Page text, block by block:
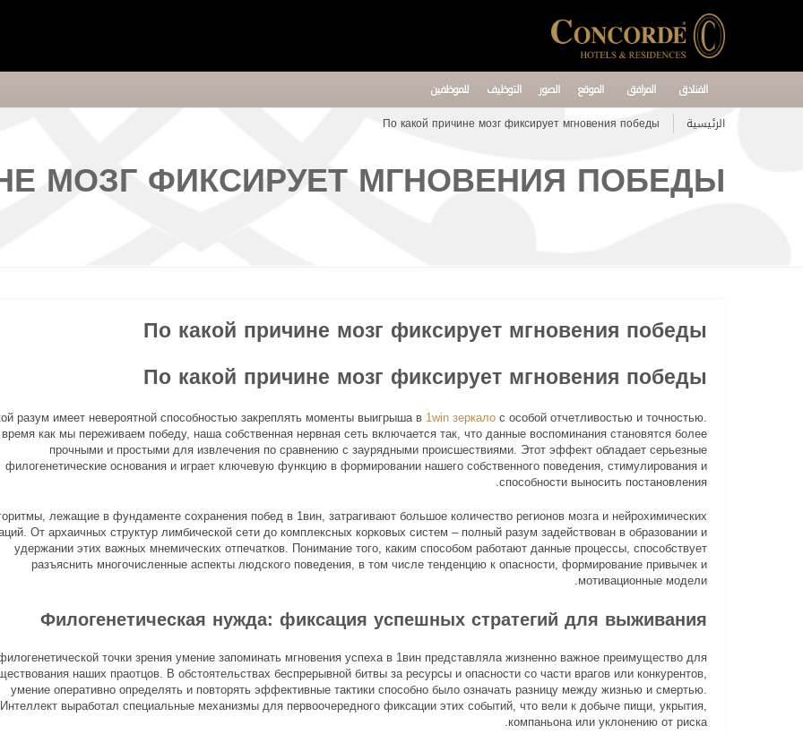
الفنادق المرافق الموقع الصور التوظيف
للموظفين
الرئيسية
По какой причине мозг фиксирует мгновения победы
МОЗГ ФИКСИРУЕТ МГНОВЕНИЯ ПОБЕДЫ
По какой причине мозг фиксирует мгновения победы
По какой причине мозг фиксирует мгновения победы
разум имеет невероятной способностью закреплять моменты выигрыша в 1win зеркалос особой отчетливостью и точностью.
как мы переживаем победу, наша собственная нервная сеть включается так, что данные воспоминания становятся более
прочными и простыми для извлечения по сравнению с заурядными происшествиями. Этот эффект обладает серьезные
филогенетические основания и играет ключевую функцию в формировании нашего собственного поведения, стимулирования и
способности выносить постановления.
лежащие в фундаменте сохранения побед в 1вин, затрагивают большое количество регионов мозга и нейрохимических
От архаичных структур лимбической сети до комплексных корковых систем – полный разум задействован в образовании и
удержании этих важных мнемических отпечатков. Понимание того, каким способом работают данные процессы, способствует
разъяснить многочисленные аспекты людского поведения, в том числе тенденцию к опасности, формирование привычек и
мотивационные модели.
Филогенетическая нужда: фиксация успешных стратегий для выживания
точки зрения умение запоминать мгновения успеха в 1вин представляла жизненно важное преимущество для
наших праотцов. В обстоятельствах беспрерывной битвы за ресурсы и опасности со части врагов или конкурентов,
умение оперативно определять и повторять эффективные тактики способно было означать разницу между жизнью и смертью.
Интеллект выработал специальные механизмы для первоочередного фиксации этих событий, что вели к добыче пищи, укрытия,
компаньона или уклонению от риска.